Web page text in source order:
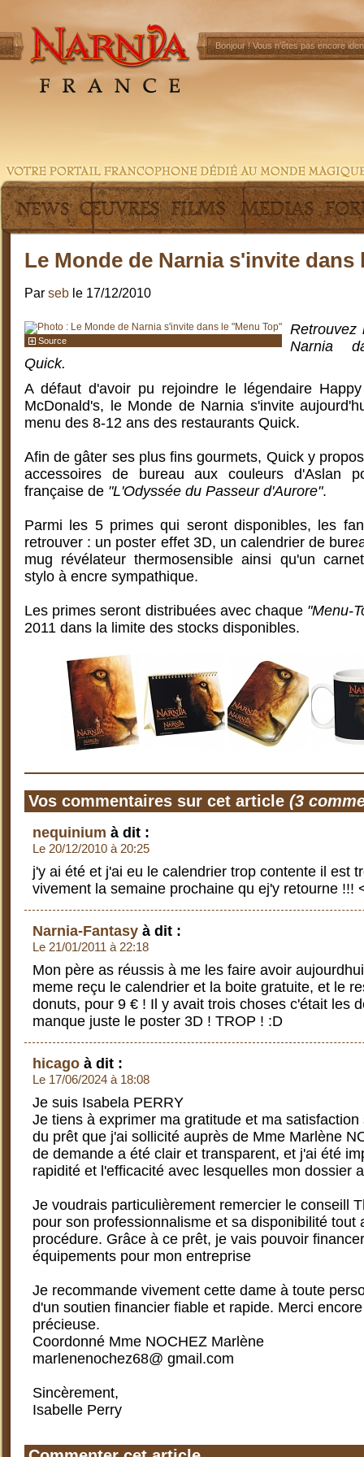
Bonjour !Vous n'êtes pas encore
Le Monde de Narnia s'invite dans
Par seb le 17/12/2010
Source
Retrouvez
Narnia
Quick.
A défaut d'avoir pu rejoindre le légendaire
McDonald's, le Monde de Narnia s'invite
menu des 8-12 ans des restaurants Quick.
Afin de gâter ses plus fins gourmets, Quick y
accessoires de bureau aux couleurs d'Aslan
française de "L'Odyssée du Passeur d'Aurore".
Parmi les 5 primes qui seront disponibles, les
retrouver : un poster effet 3D, un calendrier de
mug révélateur thermosensible ainsi qu'un
stylo à encre sympathique.
Les primes seront distribuées avec chaque "Menu-
2011 dans la limite des stocks disponibles.
Vos commentaires sur cet article (3
nequinium à dit :
Le 20/12/2010 à 20:25
j'y ai été et j'ai eu le calendrier trop contente il est
vivement la semaine prochaine qu ej'y retourne !!!
Narnia-Fantasy à dit :
Le 21/01/2011 à 22:18
Mon père as réussis à me les faire avoir
meme reçu le calendrier et la boite gratuite, et le
donuts, pour 9 € ! Il y avait trois choses c'était les
manque juste le poster 3D ! TROP ! :D
hicago à dit :
Le 17/06/2024 à 18:08
Je suis Isabela PERRY
Je tiens à exprimer ma gratitude et ma
du prêt que j'ai sollicité auprès de Mme Marlène
de demande a été clair et transparent, et j'ai été
rapidité et l'efficacité avec lesquelles mon dossier
Je voudrais particulièrement remercier le conseill
pour son professionnalisme et sa disponibilité tout
procédure. Grâce à ce prêt, je vais pouvoir
équipements pour mon entreprise
Je recommande vivement cette dame à toute
d'un soutien financier fiable et rapide. Merci
précieuse.
Coordonné Mme NOCHEZ Marlène
marlenenochez68@ gmail.com
Sincèrement,
Isabelle Perry